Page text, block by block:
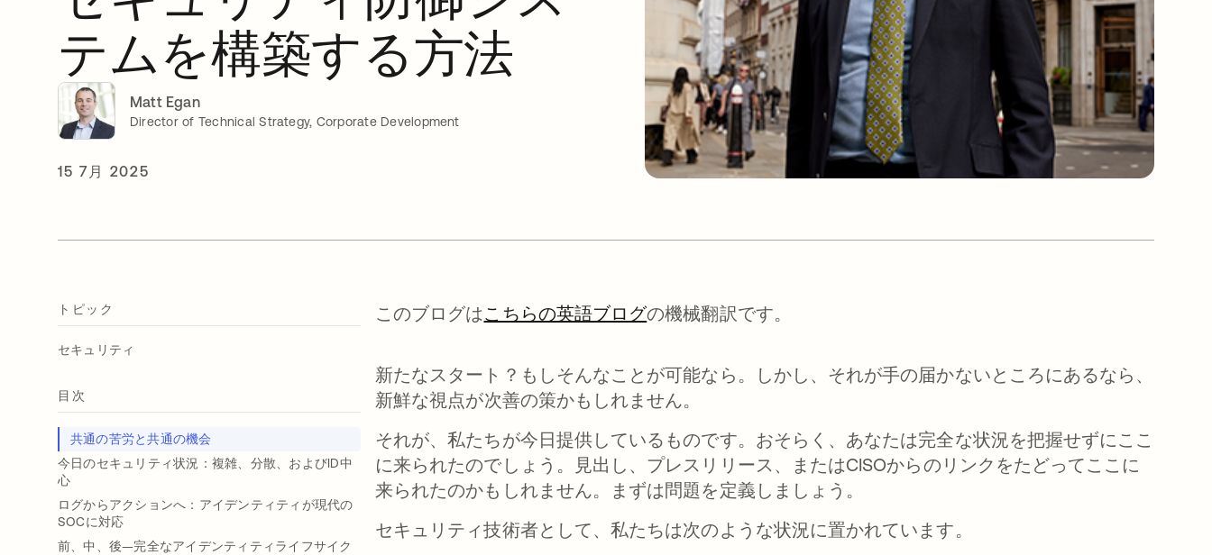
テムを構築する方法
Matt Egan
Director of Technical Strategy, Corporate Development
15 7月 2025
トピック
セキュリティ
目次
共通の苦労と共通の機会
今日のセキュリティ状況：複雑、分散、およびID中
心
ログからアクションへ：アイデンティティが現代の
SOCに対応
前、中、後—完全なアイデンティティライフサイク
このブログはこちらの英語ブログの機械翻訳です。
新たなスタート？もしそんなことが可能なら。しかし、それが手の届かないところにあるなら、
新鮮な視点が次善の策かもしれません。
それが、私たちが今日提供しているものです。おそらく、あなたは完全な状況を把握せずにここ
に来られたのでしょう。見出し、プレスリリース、またはCISOからのリンクをたどってここに
来られたのかもしれません。まずは問題を定義しましょう。
セキュリティ技術者として、私たちは次のような状況に置かれています。